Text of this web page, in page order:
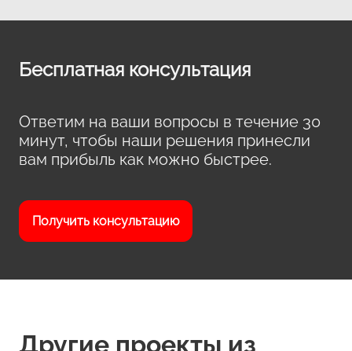
Бесплатная консультация
Ответим на ваши вопросы в течение 30
минут, чтобы наши решения принесли
вам прибыль как можно быстрее.
Получить консультацию
Другие проекты из